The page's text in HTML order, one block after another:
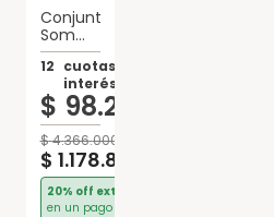
Conjunto
Sommier
2
plazas
Cannon
Renovation
Con
EuroPillow
Espuma
12 cuotas sin
interés de:
$ 98.235
$4.366.000
$ 1.178.820
20% off extra
en un pago